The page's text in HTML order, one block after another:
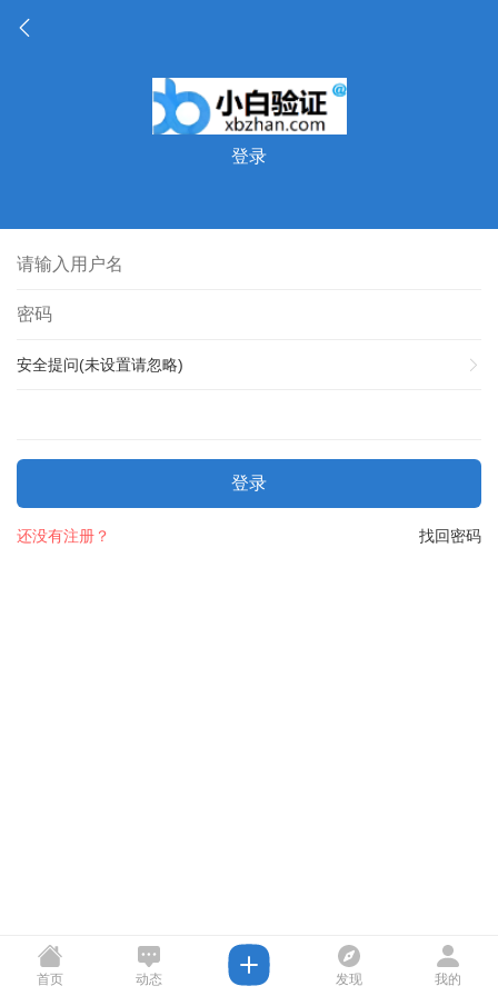
登录
安全提问(未设置请忽略)
登录
找回密码
还没有注册？
首页 动态 发现 我的